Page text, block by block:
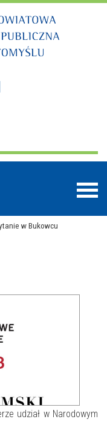
w Bukowcu
udział w Narodowym